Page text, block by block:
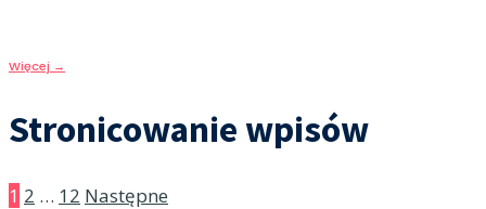
Więcej →
Stronicowanie wpisów
1 2 … 12 Następne